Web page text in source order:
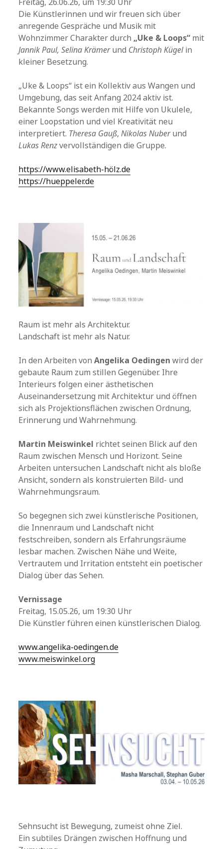
Freitag, 26.06.26, um 19:30 Uhr
Die Künstlerinnen und wir freuen sich über
anregende Gespräche und Musik mit
Wohnzimmer Charakter durch„Uke & Loops“ mit
Jannik Paul, Selina Krämerund Christoph Kügelin
kleiner Besetzung.
„Uke & Loops“ ist ein Kollektiv aus Wangen und
Umgebung, das seit Anfang 2024 aktiv ist.
Bekannte Songs werden mit Hilfe von Ukulele,
einer Loopstation und viel Kreativität neu
interpretiert. Theresa Gauß,Nikolas Nuberund
Lukas Renzvervollständigen die Gruppe.
https://www.elisabeth-hölz.de
https://hueppeler.de
Raum ist mehr als Architektur.
Landschaft ist mehr als Natur.
In den Arbeiten vonAngelika Oedingen wird der
gebaute Raum zum stillen Gegenüber. Ihre
Interieurs folgen einer ästhetischen
Auseinandersetzung mit Architektur und öffnen
sich als Projektionsflächen zwischen Ordnung,
Erinnerung und Wahrnehmung.
Martin Meiswinkel richtet seinen Blick auf den
Raum zwischen Mensch und Horizont. Seine
Arbeiten untersuchen Landschaft nicht als bloße
Ansicht, sondern als konstruierten Bild- und
Wahrnehmungsraum.
So begegnen sich zwei künstlerische Positionen,
die Innenraum und Landschaft nicht
festschreiben, sondern als Erfahrungsräume
lesbar machen. Zwischen Nähe und Weite,
Vertrautem und Irritation entsteht ein poetischer
Dialog über das Sehen.
Vernissage
Freitag, 15.05.26, um 19:30 Uhr
Die Künstler führen einen künstlerischen Dialog.
www.angelika-oedingen.de
www.meiswinkel.org
Sehnsucht ist Bewegung, zumeist ohne Ziel.
Ein subtiles Drängen zwischen Hoffnung und